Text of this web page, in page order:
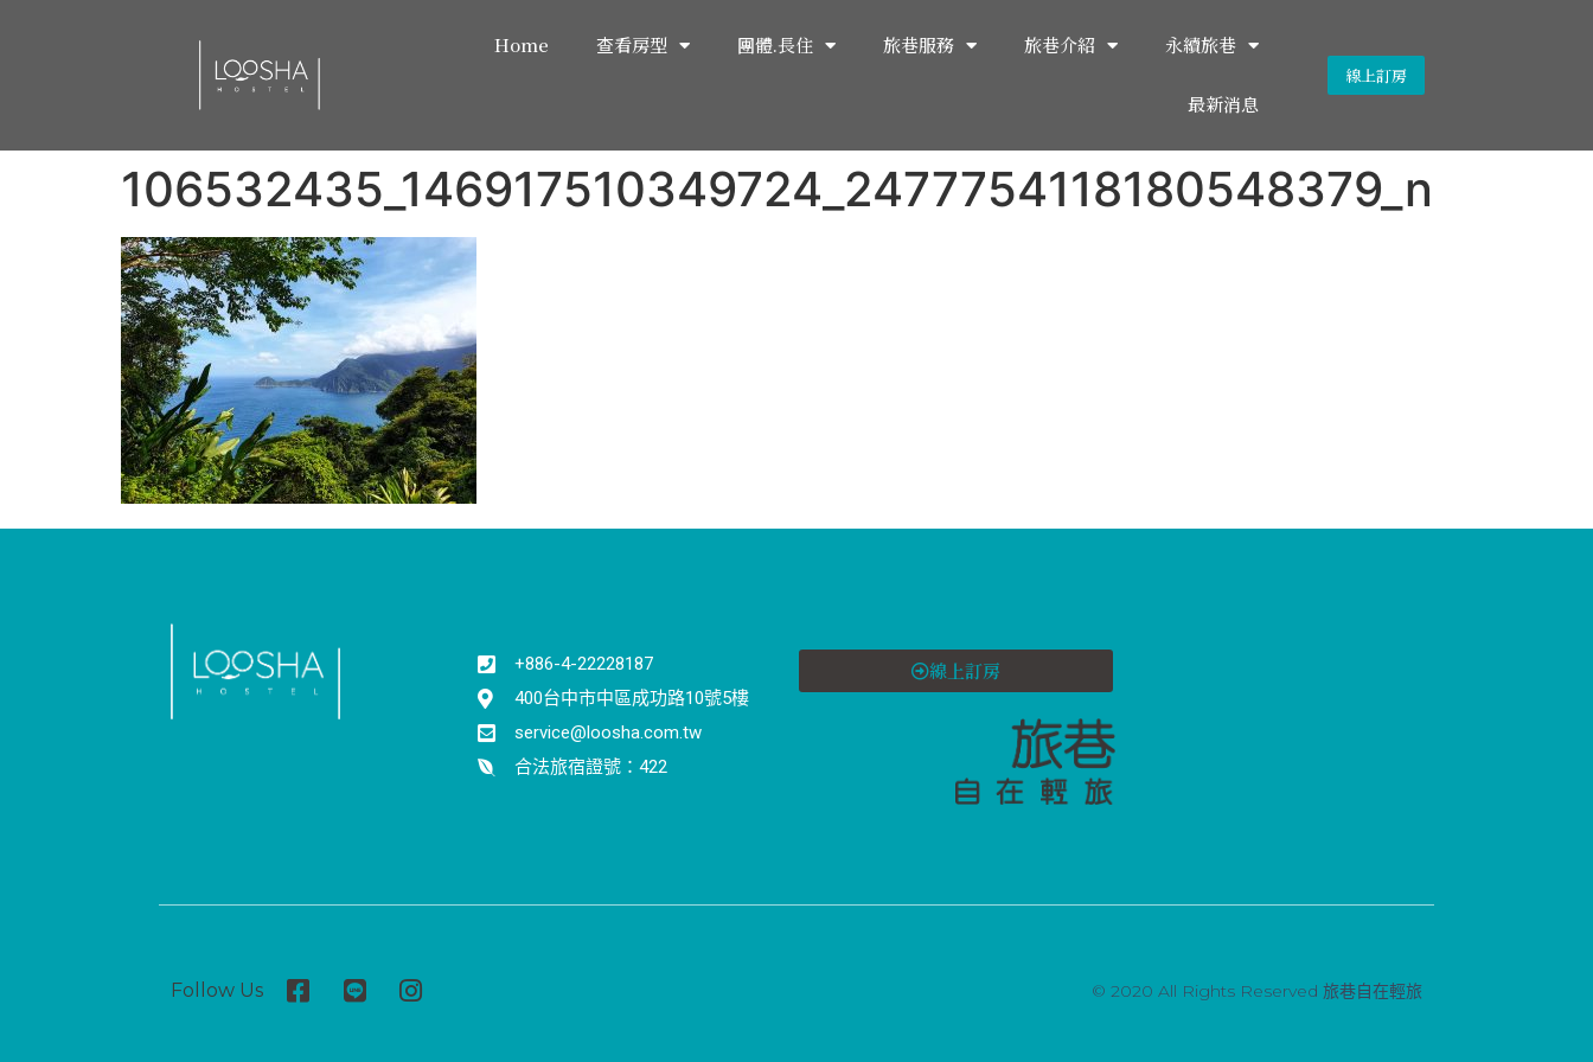
Home 查看房型 團體.長住 旅巷服務 旅巷介紹 永續旅巷
最新消息
線上訂房
106532435_146917510349724_2477754118180548379_n
+886-4-22228187
400台中市中區成功路10號5樓
service@loosha.com.tw
合法旅宿證號：422
線上訂房
Follow Us © 2020 All Rights Reserved 旅巷自在輕旅